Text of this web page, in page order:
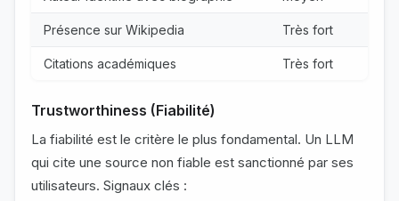
Présence sur Wikipedia Très fort
Citations académiques Très fort
Trustworthiness (Fiabilité)
La fiabilité est le critère le plus fondamental. Un LLM
qui cite une source non fiable est sanctionné par ses
utilisateurs. Signaux clés :